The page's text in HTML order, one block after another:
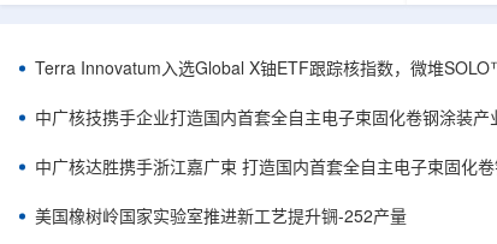
将各省级生态环境主管部门报送的、已获得豁免
置、放射源或非密封放射性物质予以公告。随公
告发布的汇总表共列出66项备案记录，涉及山
东、天津、上海、河北、四川、甘肃、安徽、河
南、辽宁等地相关单位。备案内容涵盖...
地质研究
内油气
验、智能
析等成熟
气盆地铀
Terra Innovatum入选Global X铀ETF跟踪核指数，微堆
中广核技携手企业打造国内首套全自主电子束固化卷钢涂装产
中广核达胜携手浙江嘉广束 打造国内首套全自主电子束固化
美国橡树岭国家实验室推进新工艺提升锎-252产量